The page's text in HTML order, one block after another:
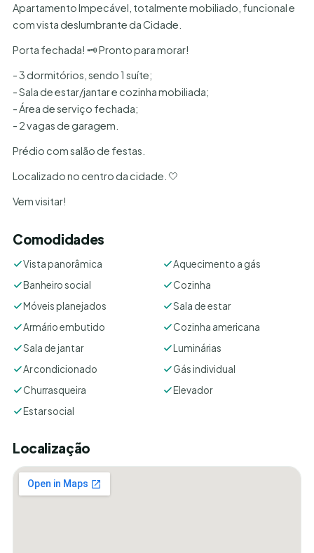
Apartamento Impecável, totalmente mobiliado, funcional e
com vista deslumbrante da Cidade.
Porta fechada! 🗝 Pronto para morar!
- 3 dormitórios, sendo 1 suíte;
- Sala de estar/jantar e cozinha mobiliada;
- Área de serviço fechada;
- 2 vagas de garagem.
Prédio com salão de festas.
Localizado no centro da cidade. 🤍
Vem visitar!
Comodidades
Vista panorâmica
Aquecimento a gás
Banheiro social
Cozinha
Móveis planejados
Sala de estar
Armário embutido
Cozinha americana
Sala de jantar
Luminárias
Ar condicionado
Gás individual
Churrasqueira
Elevador
Estar social
Localização